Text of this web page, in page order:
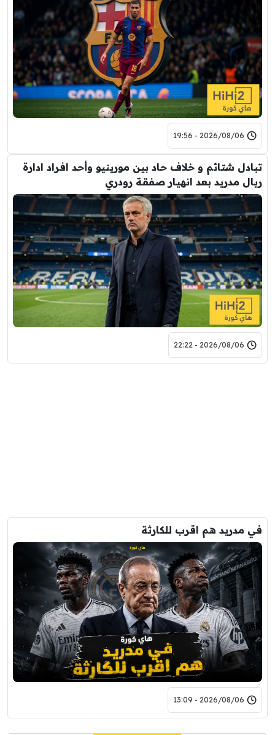
2026/08/06 - 19:56
تبادل شتائم و خلاف حاد بين مورينيو وأحد افراد ادارة
ريال مدريد بعد انهيار صفقة رودري
2026/08/06 - 22:22
في مدريد هم اقرب للكارثة
2026/08/06 - 13:09